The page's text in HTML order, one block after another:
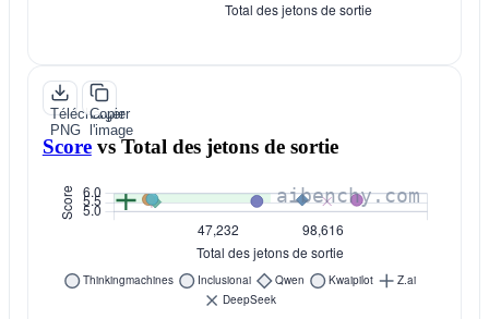
Télécharger
PNG
Copier
l'image
Score vsTotal des jetons de sortie